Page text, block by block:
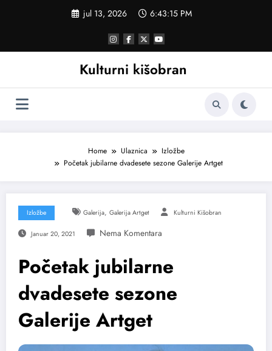
jul 13, 2026 6:43:16 PM
Kulturni kišobran
Home Ulaznica
Izložbe
Početak jubilarne dvadesete sezone Galerije Artget
Izložbe Galerija, Galerija Artget Kulturni Kišobran
Januar 20, 2021
Početak jubilarne
dvadesete sezone
Galerije Artget